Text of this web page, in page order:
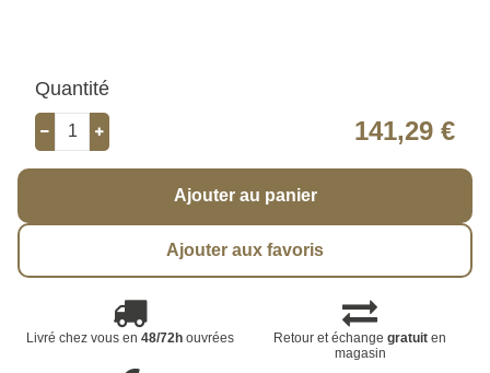
Quantité
141,29 €
Ajouter au panier
Ajouter aux favoris
Livré chez vous en 48/72houvrées Retour et échangegratuit en
magasin